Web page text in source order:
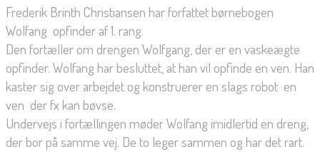
Frederik Brinth Christiansen har forfattet børnebogen
Wolfang  opfinder af 1. rang.
Den fortæller om drengen Wolfgang, der er en vaskeægte
opfinder. Wolfang har besluttet, at han vil opfinde en ven. Han
kaster sig over arbejdet og konstruerer en slags robot  en
ven  der fx kan bøvse.
Undervejs i fortællingen møder Wolfang imidlertid en dreng,
der bor på samme vej. De to leger sammen og har det rart.